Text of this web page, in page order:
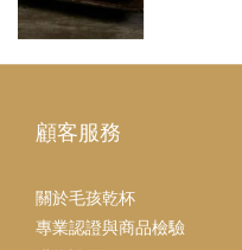
顧客服務
關於毛孩乾杯
專業認證與商品檢驗